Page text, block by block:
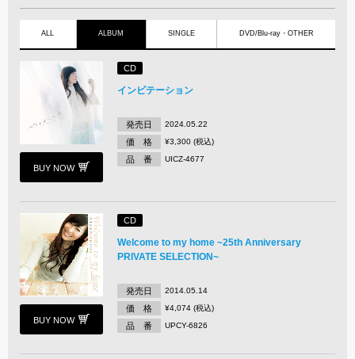
ALL ALBUM SINGLE DVD/Blu-ray・OTHER
BUY NOW
CD
インビテーション
発売日 2024.05.22
価 格 ¥3,300 (税込)
品 番 UICZ-4677
BUY NOW
CD
Welcome to my home ~25th Anniversary
PRIVATE SELECTION~
発売日 2014.05.14
価 格 ¥4,074 (税込)
品 番 UPCY-6826